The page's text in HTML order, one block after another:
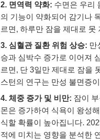
2. 면역력 약화: 수면은 우리
의 기능이 약화되어 감기나
르면, 하루만 잠을 제대로
3. 심혈관 질환 위험 상승: 만
승과 심박수 증가로 이어져
르면, 단 3일만 제대로 잠을
스턴의 연구는 만성 불면증
4. 체중 증가 및 비만: 잠이
몬은 증가하여 식욕이 왕성
식할 확률이 높아집니다.
적에 미치는 영향을 분석한